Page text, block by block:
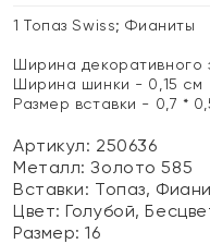
1 Топаз Swiss; Фианиты
Ширина декоративного
Ширина шинки - 0,15 см
Размер вставки - 0,7 *
Артикул: 250636
Металл:Золото 585
Вставки: Топаз,
Цвет:Голубой,
Размер:16